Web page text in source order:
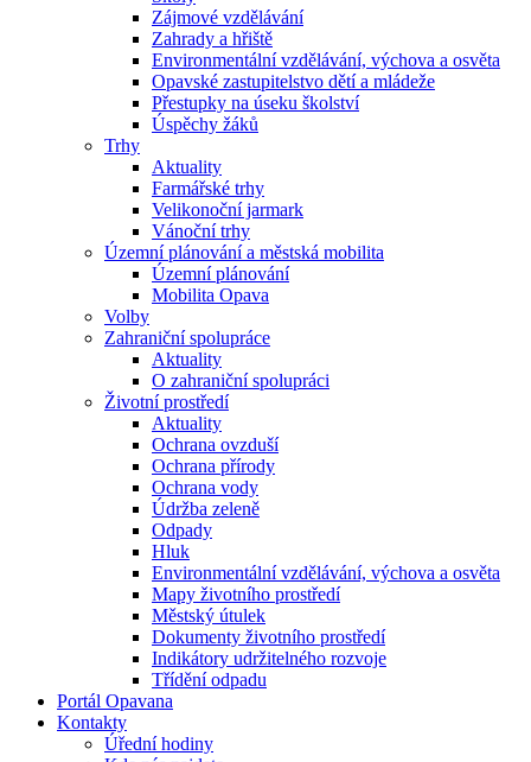
Zájmové vzdělávání
Zahrady a hřiště
Environmentální vzdělávání, výchova a osvěta
Opavské zastupitelstvo dětí a mládeže
Přestupky na úseku školství
Úspěchy žáků
Trhy
Aktuality
Farmářské trhy
Velikonoční jarmark
Vánoční trhy
Územní plánování a městská mobilita
Územní plánování
Mobilita Opava
Volby
Zahraniční spolupráce
Aktuality
O zahraniční spolupráci
Životní prostředí
Aktuality
Ochrana ovzduší
Ochrana přírody
Ochrana vody
Údržba zeleně
Odpady
Hluk
Environmentální vzdělávání, výchova a osvěta
Mapy životního prostředí
Městský útulek
Dokumenty životního prostředí
Indikátory udržitelného rozvoje
Třídění odpadu
Portál Opavana
Kontakty
Úřední hodiny